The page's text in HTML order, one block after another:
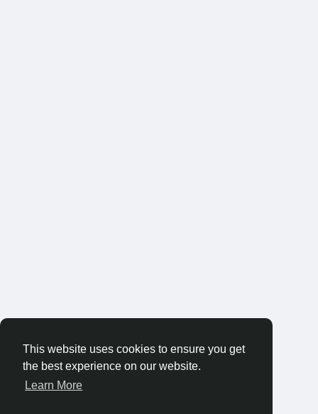
This website uses cookies to ensure you get
the best experience on our website.
Learn More